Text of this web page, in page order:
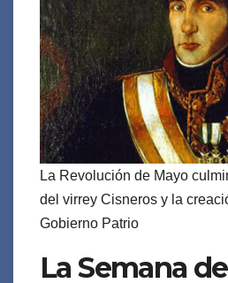
La Revolución de Mayo
del virrey Cisneros y la
Gobierno Patrio
La Semana